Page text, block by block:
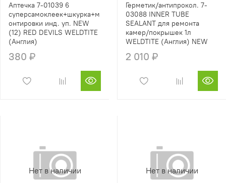
Аптечка 7-01039 6
суперсамоклеек+шкурка+м
онтировки инд. уп. NEW
(12) RED DEVILS WELDTITE
(Англия)
380 ₽
Герметик/антипрокол. 7-
03088 INNER TUBE
SEALANT для ремонта
камер/покрышек 1л
WELDTITE (Англия) NEW
2 010 ₽
Нет в наличии Нет в наличии